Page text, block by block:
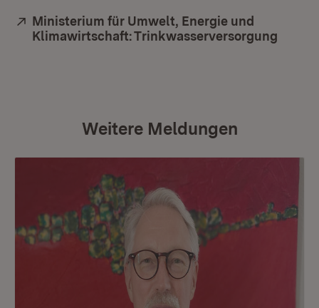
Extern:
Ministerium für Umwelt, Energie und
Klimawirtschaft: Trinkwasserversorgung
Weitere Meldungen